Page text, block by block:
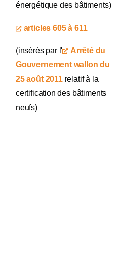
énergétique des bâtiments)
articles 605 à 611
(insérés par l'
Arrêté du
Gouvernement wallon du
25 août 2011relatif à la
certification des bâtiments
neufs)